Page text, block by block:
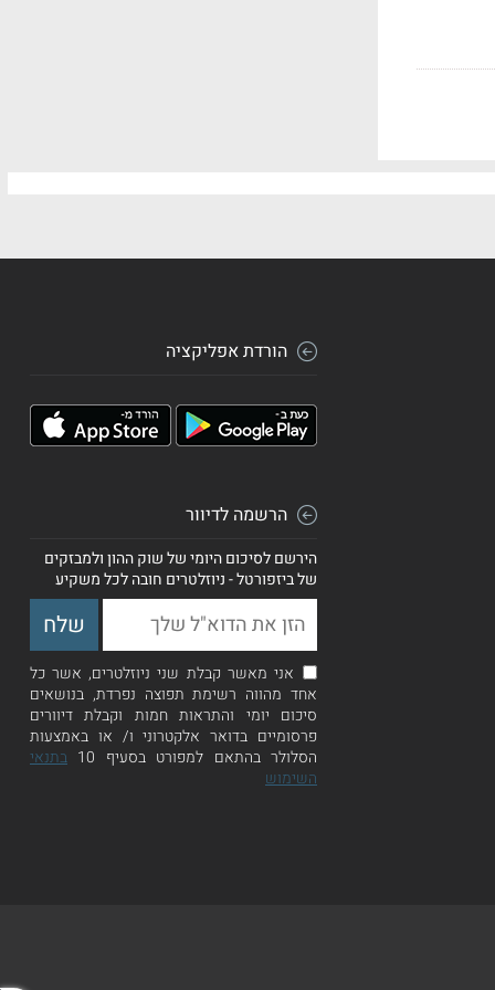
הורדת אפליקציה
הרשמה לדיוור
הירשם לסיכום היומי של שוק ההון ולמבזקים
של ביזפורטל - ניוזלטרים חובה לכל משקיע
אני מאשר קבלת שני ניוזלטרים, אשר כל
אחד מהווה רשימת תפוצה נפרדת, בנושאים
סיכום יומי והתראות חמות וקבלת דיוורים
פרסומיים בדואר אלקטרוני ו/ או באמצעות
הסלולר בהתאם למפורט בסעיף 10
בתנאי
השימוש